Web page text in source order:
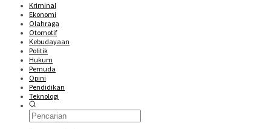
Kriminal
Ekonomi
Olahraga
Otomotif
Kebudayaan
Politik
Hukum
Pemuda
Opini
Pendidikan
Teknologi